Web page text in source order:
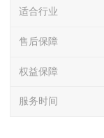
适合行业
售后保障
权益保障
服务时间